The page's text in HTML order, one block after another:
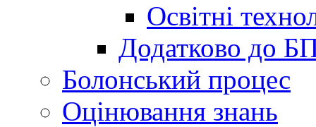
Освітні
Додатково до
Болонський процес
Оцінювання знань